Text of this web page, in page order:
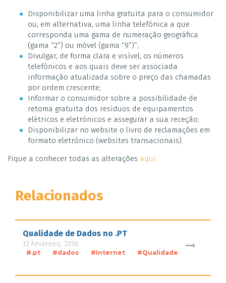
Disponibilizar uma linha gratuita para o consumidor
ou, em alternativa, uma linha telefónica a que
corresponda uma gama de numeração geográfica
(gama “2”) ou móvel (gama “9”)”;
Divulgar, de forma clara e visível, os números
telefónicos e aos quais deve ser associada
informação atualizada sobre o preço das chamadas
por ordem crescente;
Informar o consumidor sobre a possibilidade de
retoma gratuita dos resíduos de equipamentos
elétricos e eletrónicos e assegurar a sua receção;
Disponibilizar no website o livro de reclamações em
formato eletrónico (websites transacionais).
Fique a conhecer todas as alterações aqui
Relacionados
Qualidade de Dados no .PT
12 Fevereiro, 2016
#.pt #dados #Internet #Qualidade